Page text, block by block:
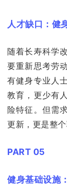
人才缺口：健
随着长寿科学
要重新思考劳
有健身专业人
教育，更少有
险特征。但需
更新，更是整
PART 05
健身基础设施